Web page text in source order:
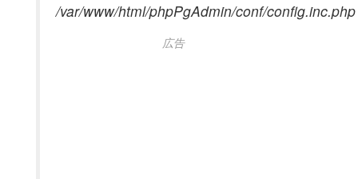
/var/www/html/phpPgAdmin/conf/config.inc.php
広告